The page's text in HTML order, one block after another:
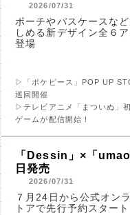
2026/07/31
ポーチやパスケースな
しめる新デザイン全６
登場
▷「ポケピース」POP UP
巡回開催
▷テレビアニメ「まついぬ」
ゲームが配信開始！
「Dessin」×「
日発売
2026/07/31
７月24日から公式オン
トアで先行予約スタート